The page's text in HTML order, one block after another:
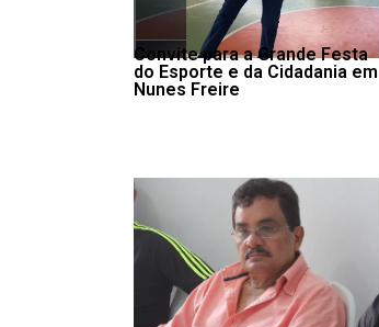
Convite para a Grande Festa
do Esporte e da Cidadania em
Nunes Freire